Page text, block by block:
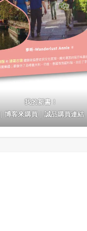
我的新書！
｜博客來購買｜誠品購買連結